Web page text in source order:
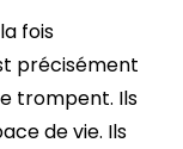
fois
précisément
trompent. Ils
de vie. Ils